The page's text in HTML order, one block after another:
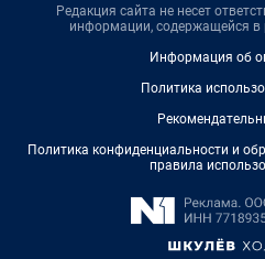
Редакция сайта не несет
информации, содержащейся в
Информация об
Политика
Политика конфиденциальности и
правила